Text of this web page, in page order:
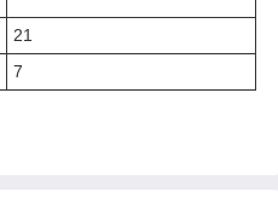
21
7